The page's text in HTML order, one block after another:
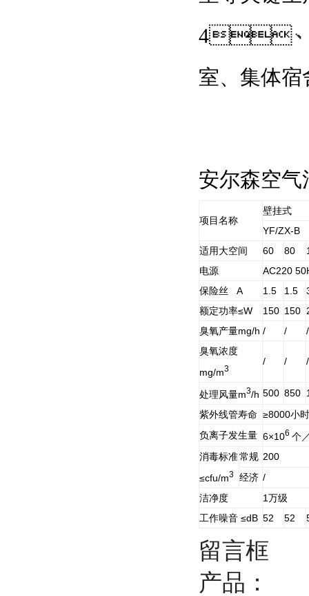
4
室、集体
安尔森空气
项目名称
壁挂式
YF/ZX-B
适用大空间
60 80
电源
AC220
保险丝 A
1.5 1.5
额定功率≤W
150 150
臭氧产量mg/h / /
/
臭氧浓度
mg/m3
/ / /
处理风量m3/h 500 850
紫外线管寿命 ≥8000小时
负离子发生量 6×106 个
消毒标准
≤cfu/m3
常规 200
经济 /
洁净度
1万级
工作噪音 ≤dB 52 52
留言框
产品：